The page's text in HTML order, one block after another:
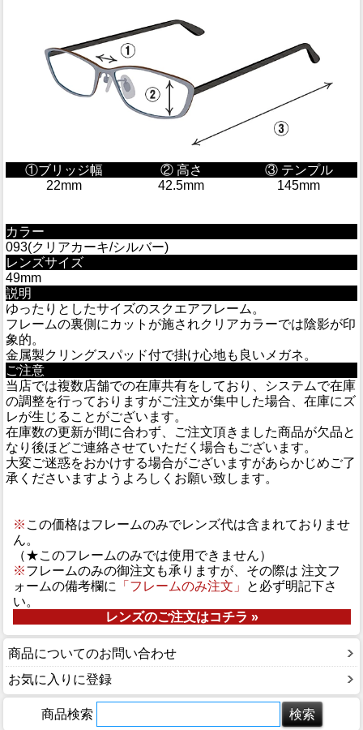
①ブリッジ幅 ② 高さ
③ テンプル
22mm
42.5mm 145mm
カラー
093(クリアカーキ/シルバー)
レンズサイズ
49mm
説明
ゆったりとしたサイズのスクエアフレーム。
フレームの裏側にカットが施されクリアカラーでは陰影が印
象的。
金属製クリングスパッド付で掛け心地も良いメガネ。
ご注意
当店では複数店舗での在庫共有をしており、システムで在庫
の調整を行っておりますがご注文が集中した場合、在庫にズ
レが生じることがございます。
在庫数の更新が間に合わず、ご注文頂きました商品が欠品と
なり後ほどご連絡させていただく場合もございます。
大変ご迷惑をおかけする場合がございますがあらかじめご了
承くださいますようよろしくお願い致します。
※ この価格はフレームのみでレンズ代は含まれておりませ
ん。
（★このフレームのみでは使用できません）
※フレームのみの御注文も承りますが、その際は 注文フ
ォームの備考欄に
「フレームのみ注文」
と必ず明記下さ
い。
レンズのご注文はコチラ »
商品についてのお問い合わせ
お気に入りに登録
商品検索